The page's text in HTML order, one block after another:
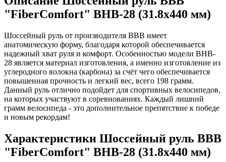
"FiberComfort" BHB-28 (31.8х440 мм)
Шоссейный руль от производителя BBB имеет
анатомическую форму, благодаря которой обеспечивается
надежный хват руля и комфорт. Особенностью модели BHB-
28 является материал изготовления, а именно изготовление из
углеродного волокна (карбона) за счёт чего обеспечивается
повышенная прочность и легкий вес, всего 198 грамм.
Данный руль отлично подойдет для спортивных велосипедов,
на которых участвуют в соревнованиях. Каждый лишний
грамм велосипеда - это дополнительное препятствие к победе
и новым рекордам!
Характеристики Шоссейный руль BBB
"FiberComfort" BHB-28 (31.8х440 мм)